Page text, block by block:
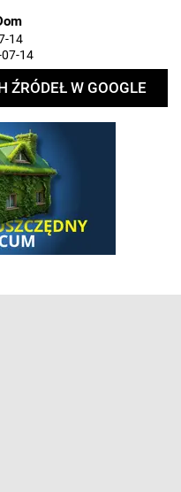
14
14
ŹRÓDEŁ W GOOGLE